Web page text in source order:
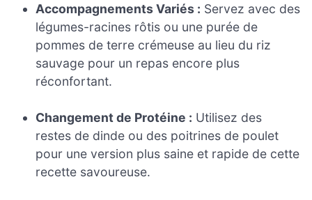
Accompagnements Variés : Servez avec des
légumes-racines rôtis ou une purée de
pommes de terre crémeuse au lieu du riz
sauvage pour un repas encore plus
réconfortant.
Changement de Protéine : Utilisez des
restes de dinde ou des poitrines de poulet
pour une version plus saine et rapide de cette
recette savoureuse.